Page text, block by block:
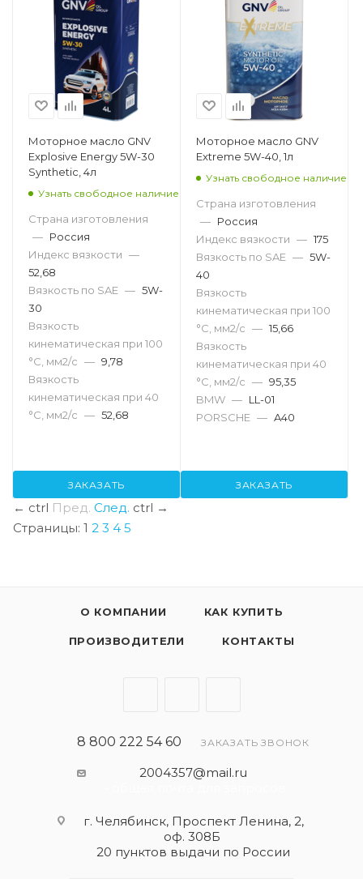
Моторное масло GNV
Explosive Energy 5W-30
Synthetic, 4л
Узнать свободное наличие
Страна изготовления
— Россия
Индекс вязкости —
52,68
Вязкость по SAE — 5W-
30
Вязкость
кинематическая при 100
°С, мм2/с — 9,78
Вязкость
кинематическая при 40
°С, мм2/с — 52,68
ЗАКАЗАТЬ
Моторное масло GNV
Extreme 5W-40, 1л
Узнать свободное наличие
Страна изготовления
— Россия
Индекс вязкости — 175
Вязкость по SAE — 5W-
40
Вязкость
кинематическая при 100
°С, мм2/с — 15,66
Вязкость
кинематическая при 40
°С, мм2/с — 95,35
BMW — LL-01
PORSCHE — A40
ЗАКАЗАТЬ
← ctrl Пред. След. ctrl →
Страницы: 1 2 3 4 5
О КОМПАНИИ КАК КУПИТЬ
ПРОИЗВОДИТЕЛИ КОНТАКТЫ
8 800 222 54 60 ЗАКАЗАТЬ ЗВОНОК
2004357@mail.ru
г. Челябинск, Проспект Ленина, 2,
оф. 308Б
20 пунктов выдачи по России